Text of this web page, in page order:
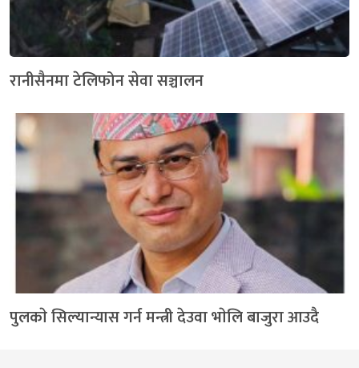
रानीसैनमा टेलिफोन सेवा सञ्चालन
पुलकाे सिल्यान्यास गर्न मन्त्री देउवा भाेलि बाजुरा आउदै